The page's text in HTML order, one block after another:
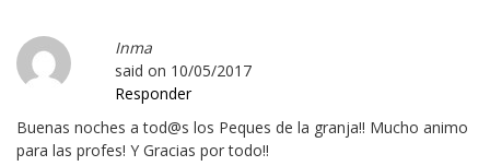
Inma
said on 10/05/2017
Responder
Buenas noches a tod@s los Peques de la granja!! Mucho animo
para las profes! Y Gracias por todo!!